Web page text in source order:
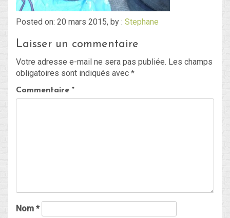
Posted on: 20 mars 2015, by : Stephane
Laisser un commentaire
Votre adresse e-mail ne sera pas publiée. Les champs
obligatoires sont indiqués avec *
Commentaire *
Nom *